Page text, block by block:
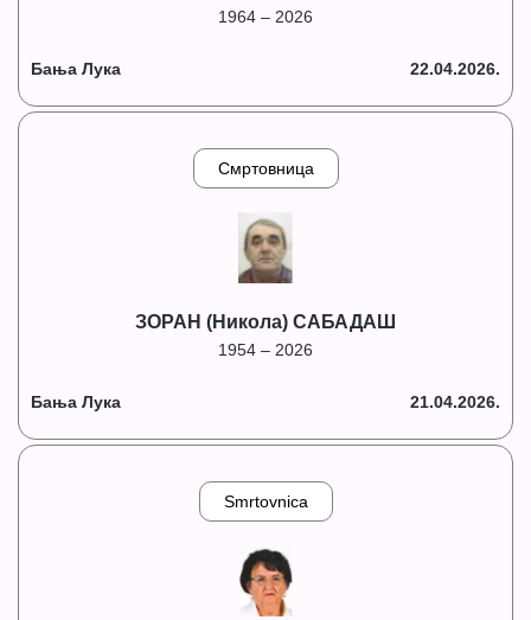
1964 – 2026
Бања Лука 22.04.2026.
Смртовница
ЗОРАН (Никола) САБАДАШ
1954 – 2026
Бања Лука 21.04.2026.
Smrtovnica